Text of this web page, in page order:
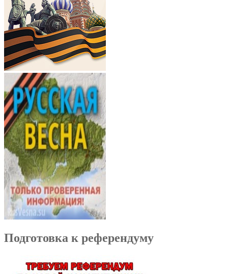
Подготовка к референдуму